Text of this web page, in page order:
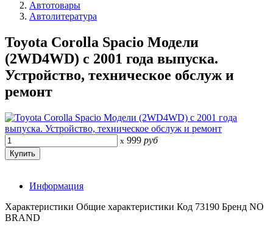
Автотовары
Автолитература
Toyota Corolla Spacio Модели
(2WD4WD) c 2001 года выпуска.
Устройство, техническое обслуж и
ремонт
x 999 руб
Информация
Характеристики Общие характеристики Код 73190 Бренд NO
BRAND